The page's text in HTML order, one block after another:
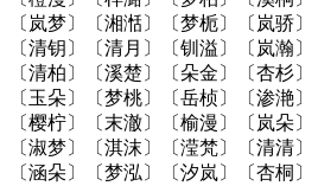
〔岚梦〕〔湘湉〕〔梦栀〕〔岚骄〕
〔清钥〕〔清月〕〔钏溢〕〔岚瀚〕
〔清柏〕〔溪楚〕〔朵金〕〔杏杉〕
〔玉朵〕〔梦桃〕〔岳桢〕〔渗滟〕
〔樱柠〕〔末澈〕〔榆漫〕〔岚朵〕
〔淑梦〕〔淇沫〕〔滢梵〕〔清清〕
〔涵朵〕〔梦泓〕〔汐岚〕〔杏桐〕